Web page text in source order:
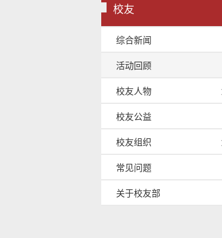
校友
综合新闻
活动回顾
校友人物
校友公益
校友组织
常见问题
关于校友部